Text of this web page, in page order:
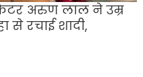
अरुण लाल ने उम्र
से रचाई शादी,